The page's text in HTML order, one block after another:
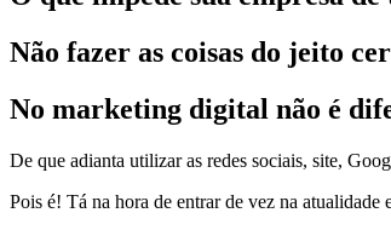
Não fazer as coisas do jeito
No marketing digital não é
De que adianta utilizar as redes sociais, site,
Pois é! Tá na hora de entrar de vez na